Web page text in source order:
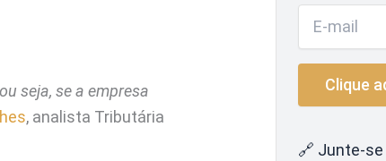
seja, se a empresa
, analista Tributária
🔗 Junte-se